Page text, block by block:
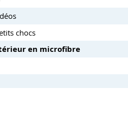
chocs
en microfibre